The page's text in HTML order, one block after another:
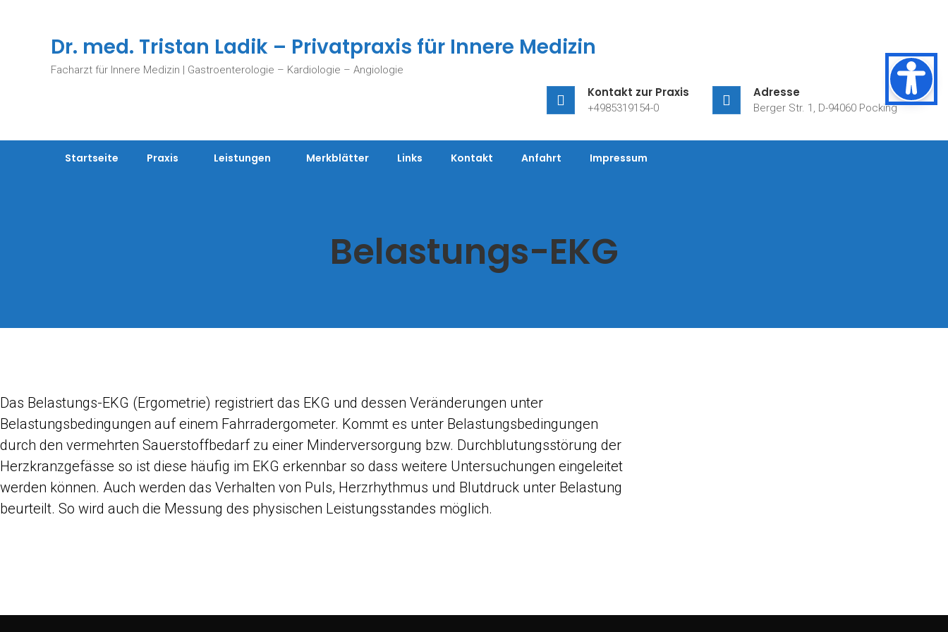
Dr. med. Tristan Ladik – Privatpraxis für Innere Medizin
Facharzt für Innere Medizin | Gastroenterologie – Kardiologie – Angiologie
Kontakt zur Praxis
+4985319154-0
Adresse
Berger Str. 1, D-94060 Pocking
Startseite Praxis Leistungen Merkblätter Links Kontakt Anfahrt Impressum
Belastungs-EKG
Das Belastungs-EKG (Ergometrie) registriert das EKG und dessen Veränderungen unter
Belastungsbedingungen auf einem Fahrradergometer. Kommt es unter Belastungsbedingungen
durch den vermehrten Sauerstoffbedarf zu einer Minderversorgung bzw. Durchblutungsstörung der
Herzkranzgefässe so ist diese häufig im EKG erkennbar so dass weitere Untersuchungen eingeleitet
werden können. Auch werden das Verhalten von Puls, Herzrhythmus und Blutdruck unter Belastung
beurteilt. So wird auch die Messung des physischen Leistungsstandes möglich.